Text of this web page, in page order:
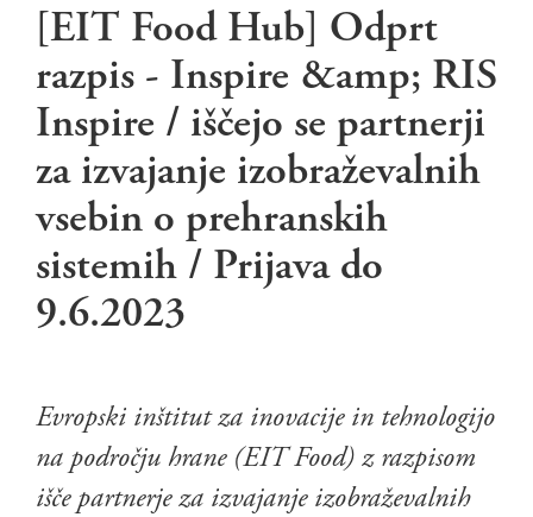
[EIT Food Hub] Odprt
razpis - Inspire &amp; RIS
Inspire / iščejo se partnerji
za izvajanje izobraževalnih
vsebin o prehranskih
sistemih / Prijava do
9.6.2023
Evropski inštitut za inovacije in tehnologijo
na področju hrane (EIT Food) z razpisom
išče partnerje za izvajanje izobraževalnih